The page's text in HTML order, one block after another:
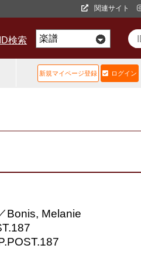
関連サイト
検索
新規マイページ登録 ログイン
Bonis, Melanie